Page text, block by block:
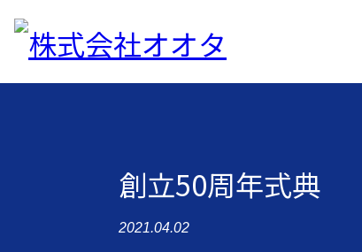
創立50周年式典
2021.04.02